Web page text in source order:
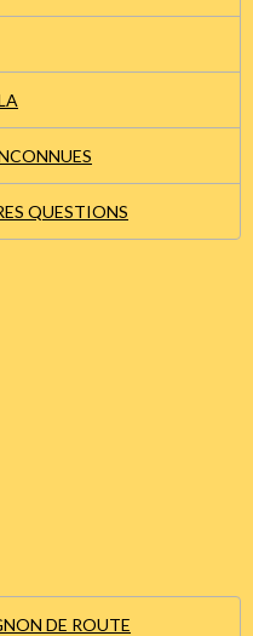
QUESTIONS
DE ROUTE